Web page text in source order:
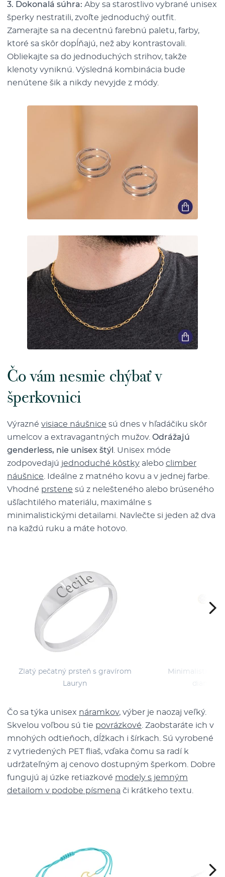
3. Dokonalá súhra: Aby sa starostlivo vybrané unisex
šperky nestratili, zvoľte jednoduchý outfit.
Zamerajte sa na decentnú farebnú paletu, farby,
ktoré sa skôr dopĺňajú, než aby kontrastovali.
Obliekajte sa do jednoduchých strihov, takže
klenoty vyniknú. Výsledná kombinácia bude
nenútene šik a nikdy nevyjde z módy.
Čo vám nesmie chýbať v
šperkovnici
Výrazné visiace náušnice sú dnes v hľadáčiku skôr
umelcov a extravagantných mužov. Odrážajú
genderless, nie unisex štýl
. Unisex móde
zodpovedajú jednoduché kôstky alebo climber
náušnice . Ideálne z matného kovu a v jednej farbe.
Vhodné prstene sú z nelešteného alebo brúseného
ušľachtilého materiálu, maximálne s
minimalistickými detailami. Navlečte si jeden až dva
na každú ruku a máte hotovo.
Zlatý pečatný prsteň s gravírom
Lauryn
Minimalistické
Čo sa týka unisex náramkov, výber je naozaj veľký.
Skvelou voľbou sú tie povrázkové . Zaobstaráte ich v
mnohých odtieňoch, dĺžkach i šírkach. Sú vyrobené
z vytriedených PET fliaš, vďaka čomu sa radí k
udržateľným aj cenovo dostupným šperkom. Dobre
fungujú aj úzke retiazkové modely s jemným
detailom v podobe písmena či krátkeho textu.